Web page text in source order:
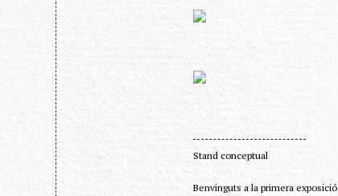
Stand conceptual
Benvinguts a la primera